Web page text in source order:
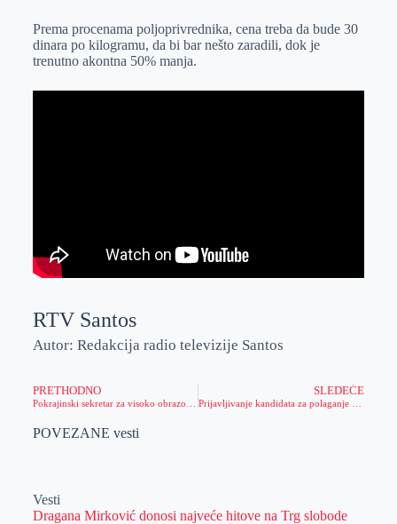
Prema procenama poljoprivrednika, cena treba da bude 30
dinara po kilogramu, da bi bar nešto zaradili, dok je
trenutno akontna 50% manja.
RTV Santos
Autor: Redakcija radio televizije Santos
PRETHODNO SLEDEĆE
POVEZANE vesti
Vesti
Dragana Mirković donosi najveće hitove na Trg slobode